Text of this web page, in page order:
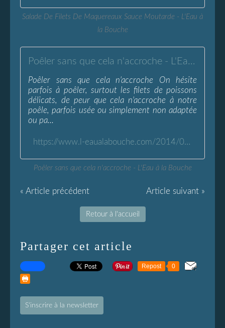
Salade De Filets De Maquereaux Sauce Moutarde - L'Eau à
la Bouche
Poêler sans que cela n'accroche - L'Eau à la Bouche
Poêler sans que cela n'accroche On hésite
parfois à poêler, surtout les filets de poissons
délicats, de peur que cela n'accroche à notre
poêle, parfois usée ou simplement non adaptée
ou pa...
https://www.l-eaualabouche.com/2014/05/poeler-sans-que-cela-n-accroche.html
Poêler sans que cela n'accroche - L'Eau à la Bouche
« Article précédent Article suivant »
Retour à l'accueil
Partager cet article
Repost 0
S'inscrire à la newsletter